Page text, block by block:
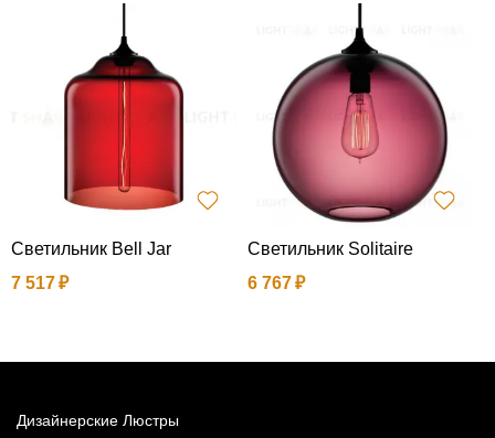
Светильник Bell Jar
7 517
Светильник Solitaire
6 767
Дизайнерские Люстры